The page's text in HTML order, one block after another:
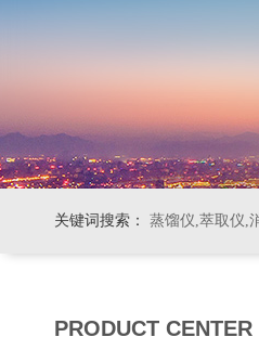
关键词搜索： 蒸馏仪,萃取仪,
PRODUCT CENTER